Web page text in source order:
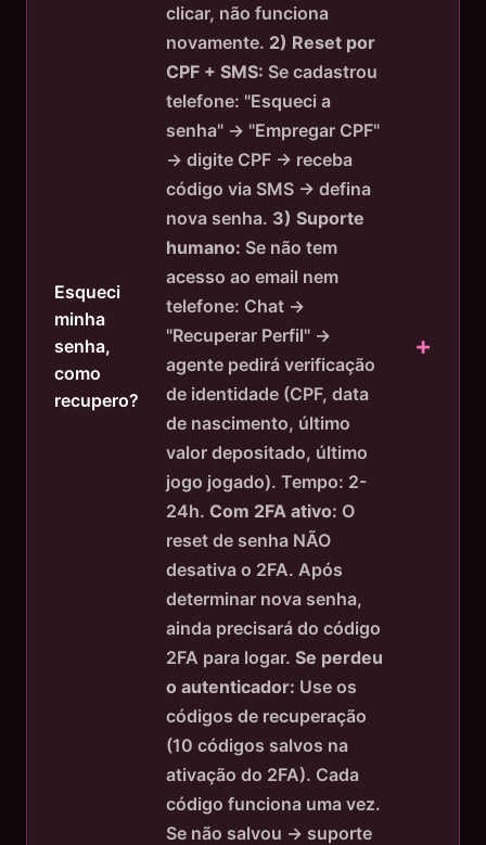
Esqueci
minha
senha,
como
recupero?
clicar, não funciona
novamente. 2) Reset por
CPF + SMS: Se cadastrou
telefone: "Esqueci a
senha" → "Empregar CPF"
→ digite CPF → receba
código via SMS → defina
nova senha. 3) Suporte
humano: Se não tem
acesso ao email nem
telefone: Chat →
"Recuperar Perfil" →
agente pedirá verificação
de identidade (CPF, data
de nascimento, último
valor depositado, último
jogo jogado). Tempo: 2-
24h. Com 2FA ativo: O
reset de senha NÃO
desativa o 2FA. Após
determinar nova senha,
ainda precisará do código
2FA para logar. Se perdeu
o autenticador: Use os
códigos de recuperação
(10 códigos salvos na
ativação do 2FA). Cada
código funciona uma vez.
Se não salvou → suporte